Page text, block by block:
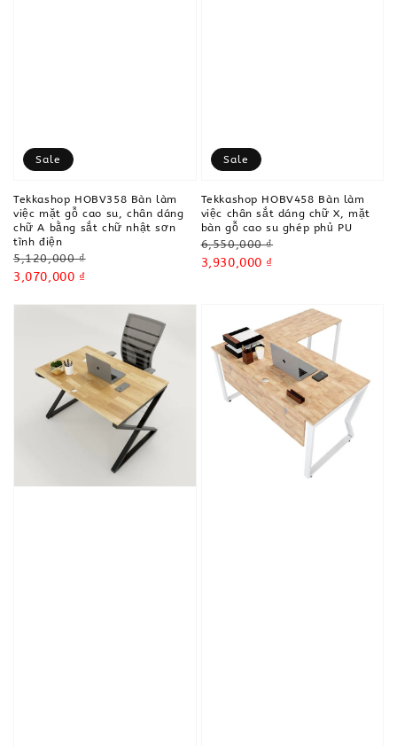
Sale
Tekkashop HOBV358 Bàn làm
việc mặt gỗ cao su, chân dáng
chữ A bằng sắt chữ nhật sơn
tĩnh điện
Regular
price
5,120,000 ₫
Sale
3,070,000 ₫
Sale
Tekkashop HOBV458 Bàn làm
việc chân sắt dáng chữ X, mặt
bàn gỗ cao su ghép phủ PU
Regular
price
6,550,000 ₫
Sale
3,930,000 ₫